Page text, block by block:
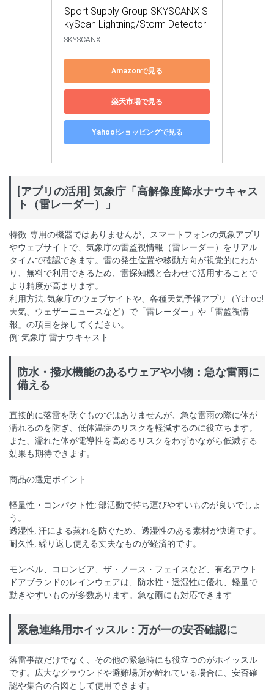
Sport Supply Group SKYSCANX S
kyScan Lightning/Storm Detector
SKYSCANX
Amazonで見る
楽天市場で見る
Yahoo!ショッピングで見る
[アプリの活用] 気象庁「高解像度降水ナウキャス
ト（雷レーダー）」
特徴: 専用の機器ではありませんが、スマートフォンの気象アプリ
やウェブサイトで、気象庁の雷監視情報（雷レーダー）をリアル
タイムで確認できます。雷の発生位置や移動方向が視覚的にわか
り、無料で利用できるため、雷探知機と合わせて活用することで
より精度が高まります。
利用方法: 気象庁のウェブサイトや、各種天気予報アプリ（Yahoo!
天気、ウェザーニュースなど）で「雷レーダー」や「雷監視情
報」の項目を探してください。
例: 気象庁 雷ナウキャスト
防水・撥水機能のあるウェアや小物：急な雷雨に
備える
直接的に落雷を防ぐものではありませんが、急な雷雨の際に体が
濡れるのを防ぎ、低体温症のリスクを軽減するのに役立ちます。
また、濡れた体が電導性を高めるリスクをわずかながら低減する
効果も期待できます。
商品の選定ポイント:
軽量性・コンパクト性: 部活動で持ち運びやすいものが良いでしょ
う。
透湿性: 汗による蒸れを防ぐため、透湿性のある素材が快適です。
耐久性: 繰り返し使える丈夫なものが経済的です。
モンベル、コロンビア、ザ・ノース・フェイスなど、有名アウト
ドアブランドのレインウェアは、防水性・透湿性に優れ、軽量で
動きやすいものが多数あります。急な雨にも対応できます
緊急連絡用ホイッスル：万が一の安否確認に
落雷事故だけでなく、その他の緊急時にも役立つのがホイッスル
です。広大なグラウンドや避難場所が離れている場合に、安否確
認や集合の合図として使用できます。